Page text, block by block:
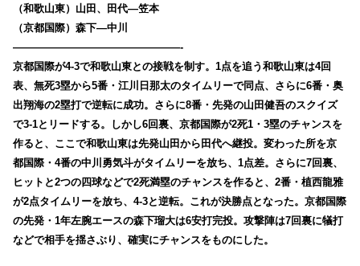
（和歌山東）山田、田代―笠本
（京都国際）森下―中川
————————————————-
京都国際が4-3で和歌山東との接戦を制す。1点を追う和歌山東は4回
表、無死3塁から5番・江川日那太のタイムリーで同点、さらに6番・奥
出翔海の2塁打で逆転に成功。さらに8番・先発の山田健吾のスクイズ
で3-1とリードする。しかし6回裏、京都国際が2死1・3塁のチャンスを
作ると、ここで和歌山東は先発山田から田代へ継投。変わった所を京
都国際・4番の中川勇気斗がタイムリーを放ち、1点差。さらに7回裏、
ヒットと2つの四球などで2死満塁のチャンスを作ると、2番・植西龍雅
が2点タイムリーを放ち、4-3と逆転。これが決勝点となった。京都国際
の先発・1年左腕エースの森下瑠大は6安打完投。攻撃陣は7回裏に犠打
などで相手を揺さぶり、確実にチャンスをものにした。